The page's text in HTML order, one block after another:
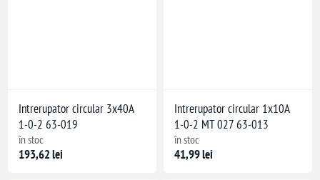
Intrerupator circular 3x40A
1-0-2 63-019
în stoc
193,62 lei
Intrerupator circular 1x10A
1-0-2 MT 027 63-013
în stoc
41,99 lei